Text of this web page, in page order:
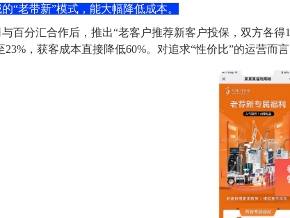
“老带新”模式，能大幅降低成本。
百分汇合作后，推出“老客户推荐新客户投保，双方各
23%，获客成本直接降低60%。 对追求“性价比”的运营而